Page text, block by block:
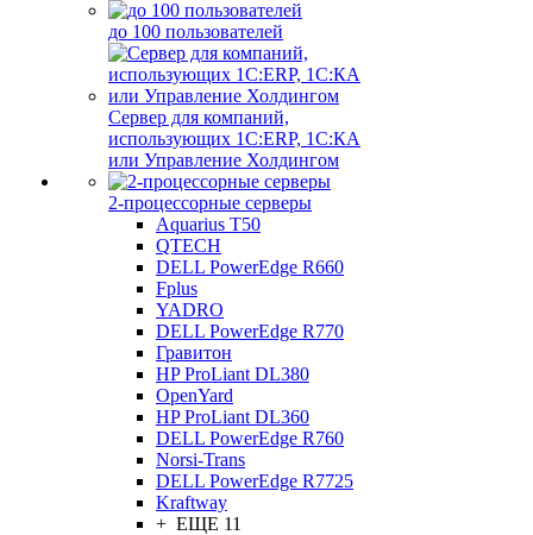
до 100 пользователей
Сервер для компаний,
использующих 1C:ERP, 1С:КА
или Управление Холдингом
2-процессорные серверы
Aquarius T50
QTECH
DELL PowerEdge R660
Fplus
YADRO
DELL PowerEdge R770
Гравитон
HP ProLiant DL380
OpenYard
HP ProLiant DL360
DELL PowerEdge R760
Norsi-Trans
DELL PowerEdge R7725
Kraftway
+ ЕЩЕ 11